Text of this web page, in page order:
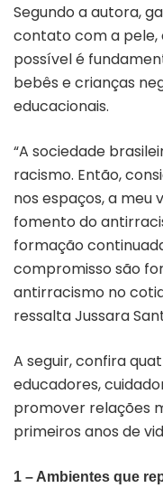
Segundo a autora,
contato com a pele,
possível é
bebês e crianças
educacionais.
“A sociedade
racismo. Então,
nos espaços, a meu
fomento do
formação
compromisso são
antirracismo no
ressalta Jussara
A seguir, confira
educadores,
promover relações
primeiros anos de
1 – Ambientes que